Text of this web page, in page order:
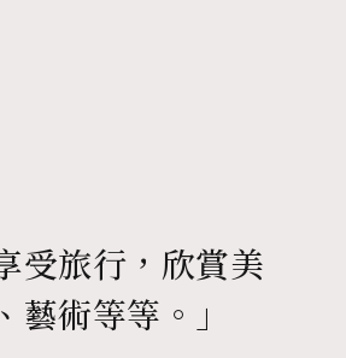
受旅行，欣賞美
藝術等等。」